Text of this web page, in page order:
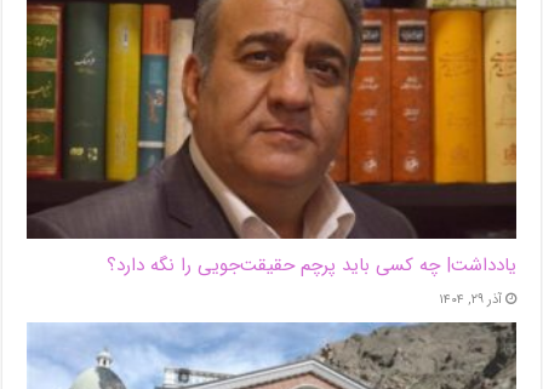
یادداشت| ‌چه کسی باید پرچم حقیقت‌جویی را نگه دارد؟
آذر ۲۹, ۱۴۰۴